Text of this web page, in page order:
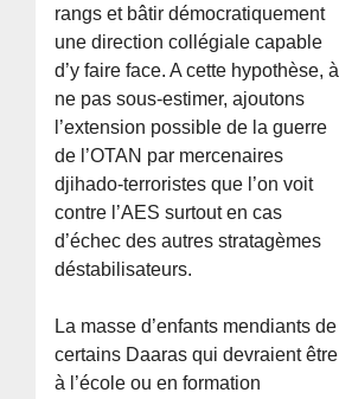
rangs et bâtir démocratiquement
une direction collégiale capable
d’y faire face. A cette hypothèse, à
ne pas sous-estimer, ajoutons
l’extension possible de la guerre
de l’OTAN par mercenaires
djihado-terroristes que l’on voit
contre l’AES surtout en cas
d’échec des autres stratagèmes
déstabilisateurs.
La masse d’enfants mendiants de
certains Daaras qui devraient être
à l’école ou en formation